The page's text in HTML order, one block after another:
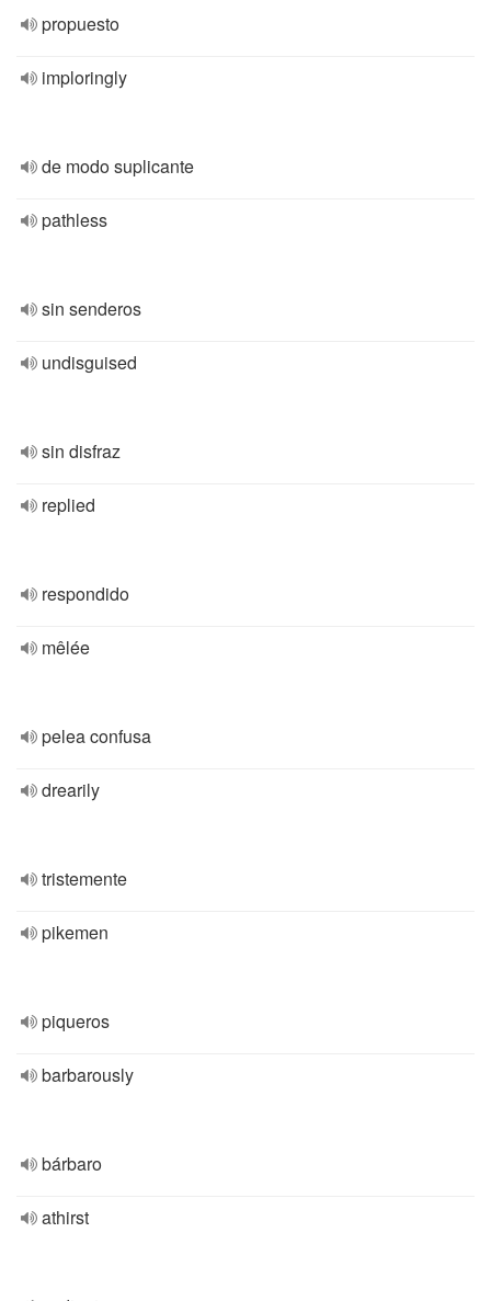
propuesto
imploringly
de modo suplicante
pathless
sin senderos
undisguised
sin disfraz
replied
respondido
mêlée
pelea confusa
drearily
tristemente
pikemen
piqueros
barbarously
bárbaro
athirst